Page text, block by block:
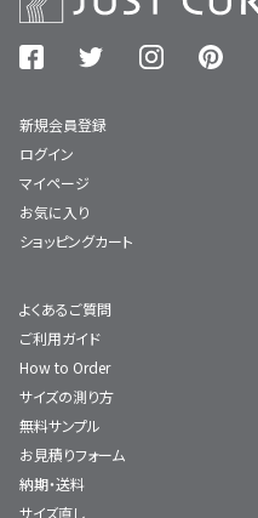
新規会員登録
ログイン
マイページ
お気に入り
ショッピングカート
よくあるご質問
ご利用ガイド
How to Order
サイズの測り方
無料サンプル
お見積りフォーム
納期・送料
サイズ直し